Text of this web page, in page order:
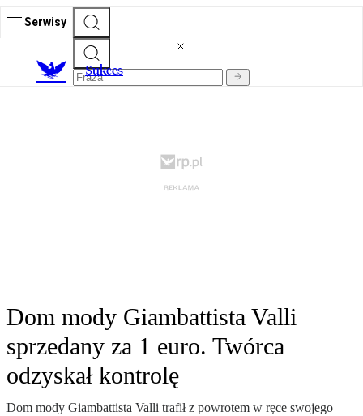
Serwisy
Sukces
Dom mody Giambattista Valli
sprzedany za 1 euro. Twórca
odzyskał kontrolę
Dom mody Giambattista Valli trafił z powrotem w ręce swojego